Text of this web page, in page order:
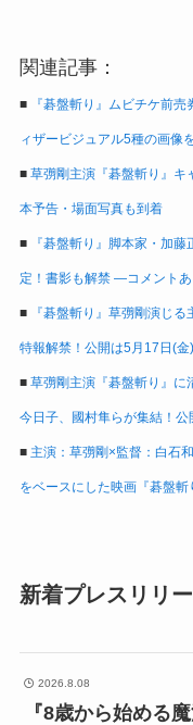
関連記事：
■ 『碁盤斬り』ムビチケ前
ィザービジュアル5種の画像
■ 草彅剛主演『碁盤斬り』
本予告・場面写真も到着
■ 『碁盤斬り』脚本家・加
定！書影も解禁 ―コメントあ
■ 『碁盤斬り』草彅剛演じ
特報解禁！公開は5月17日(金
■ 草彅剛主演『碁盤斬り』に
今日子、國村隼らが集結！公
■ 主演：草彅剛×監督：白石
をベースにした映画『碁盤斬
新着プレスリリ
2026.8.08
『8歳から始める